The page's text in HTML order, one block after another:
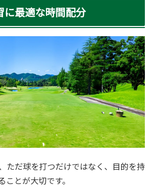
に最適な時間配分
ただ球を打つだけではなく、目的を持
ことが大切です。